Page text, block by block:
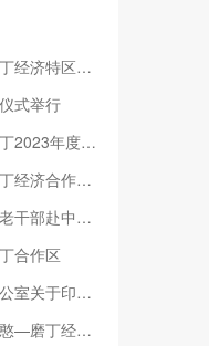
发展潜力巨大
式举行
度产业招商峰
管理委员会重
国老挝磨憨——
合作区
中国老挝磨憨
合作区中方区